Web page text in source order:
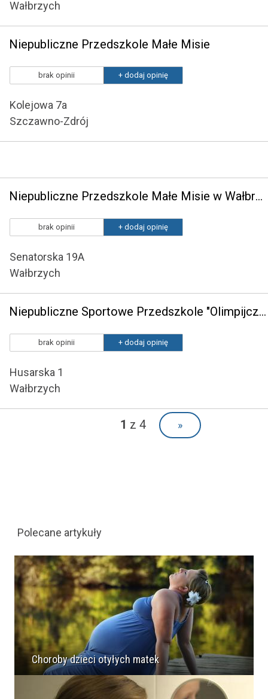
Wałbrzych
Niepubliczne Przedszkole Małe Misie
brak opinii + dodaj opinię
Kolejowa 7a
Szczawno-Zdrój
Niepubliczne Przedszkole Małe Misie w Wałbrzychu
brak opinii + dodaj opinię
Senatorska 19A
Wałbrzych
Niepubliczne Sportowe Przedszkole "Olimpijczyk" w Wałbrzychu
brak opinii + dodaj opinię
Husarska 1
Wałbrzych
1 z 4 »
Polecane artykuły
Choroby dzieci otyłych matek